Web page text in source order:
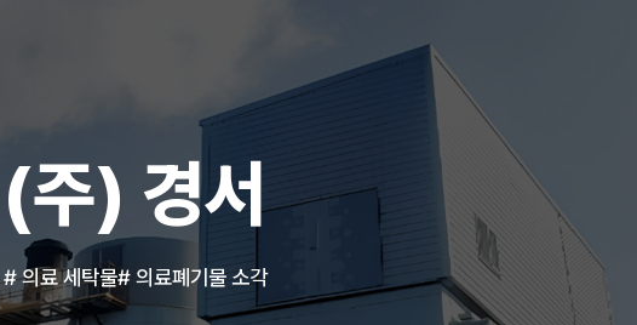
(주) 경서
#의료 세탁물#의료폐기물 소각